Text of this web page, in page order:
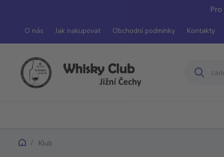
O nás Jak nakupovat Obchodní podmínky Kontakty
Klub